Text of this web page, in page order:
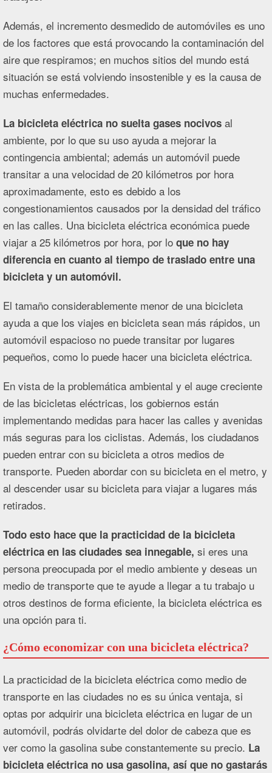
Además, el incremento desmedido de automóviles es uno
de los factores que está provocando la contaminación del
aire que respiramos; en muchos sitios del mundo está
situación se está volviendo insostenible y es la causa de
muchas enfermedades.
La bicicleta eléctrica no suelta gases nocivos al
ambiente, por lo que su uso ayuda a mejorar la
contingencia ambiental; además un automóvil puede
transitar a una velocidad de 20 kilómetros por hora
aproximadamente, esto es debido a los
congestionamientos causados por la densidad del tráfico
en las calles. Una bicicleta eléctrica económica puede
viajar a 25 kilómetros por hora, por loque no hay
diferencia en cuanto al tiempo de traslado entre una
bicicleta y un automóvil.
El tamaño considerablemente menor de una bicicleta
ayuda a que los viajes en bicicleta sean más rápidos, un
automóvil espacioso no puede transitar por lugares
pequeños, como lo puede hacer una bicicleta eléctrica.
En vista de la problemática ambiental y el auge creciente
de las bicicletas eléctricas, los gobiernos están
implementando medidas para hacer las calles y avenidas
más seguras para los ciclistas. Además, los ciudadanos
pueden entrar con su bicicleta a otros medios de
transporte. Pueden abordar con su bicicleta en el metro, y
al descender usar su bicicleta para viajar a lugares más
retirados.
Todo esto hace que la practicidad de la bicicleta
eléctrica en las ciudades sea innegable, si eres una
persona preocupada por el medio ambiente y deseas un
medio de transporte que te ayude a llegar a tu trabajo u
otros destinos de forma eficiente, la bicicleta eléctrica es
una opción para ti.
¿Cómo economizar con una bicicleta eléctrica?
La practicidad de la bicicleta eléctrica como medio de
transporte en las ciudades no es su única ventaja, si
optas por adquirir una bicicleta eléctrica en lugar de un
automóvil, podrás olvidarte del dolor de cabeza que es
ver como la gasolina sube constantemente su precio. La
bicicleta eléctrica no usa gasolina, así que no gastarás